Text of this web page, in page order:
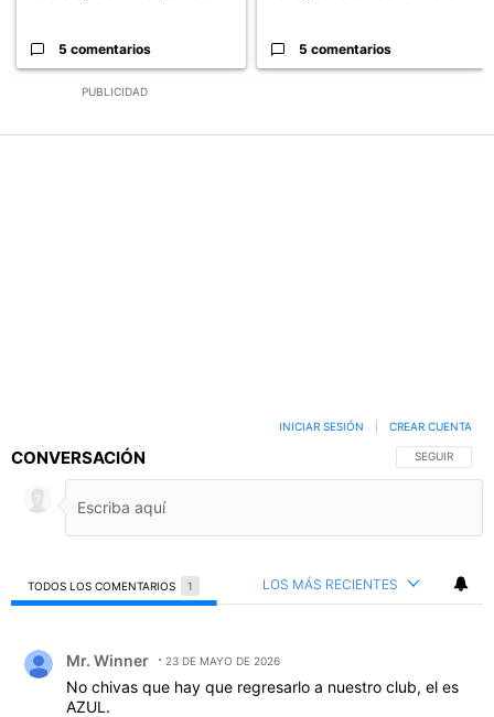
PUBLICIDAD
5 comentarios 5 comentarios
CONVERSACIÓN SIGA ESTA
SEGUIR
INICIAR SESIÓN CREAR CUENTA
TODOS LOS COMENTARIOS 1 LOS MÁS RECIENTES
Mr. Winner 23 DE MAYO DE 2026
No chivas que hay que regresarlo a nuestro club, el es
AZUL.